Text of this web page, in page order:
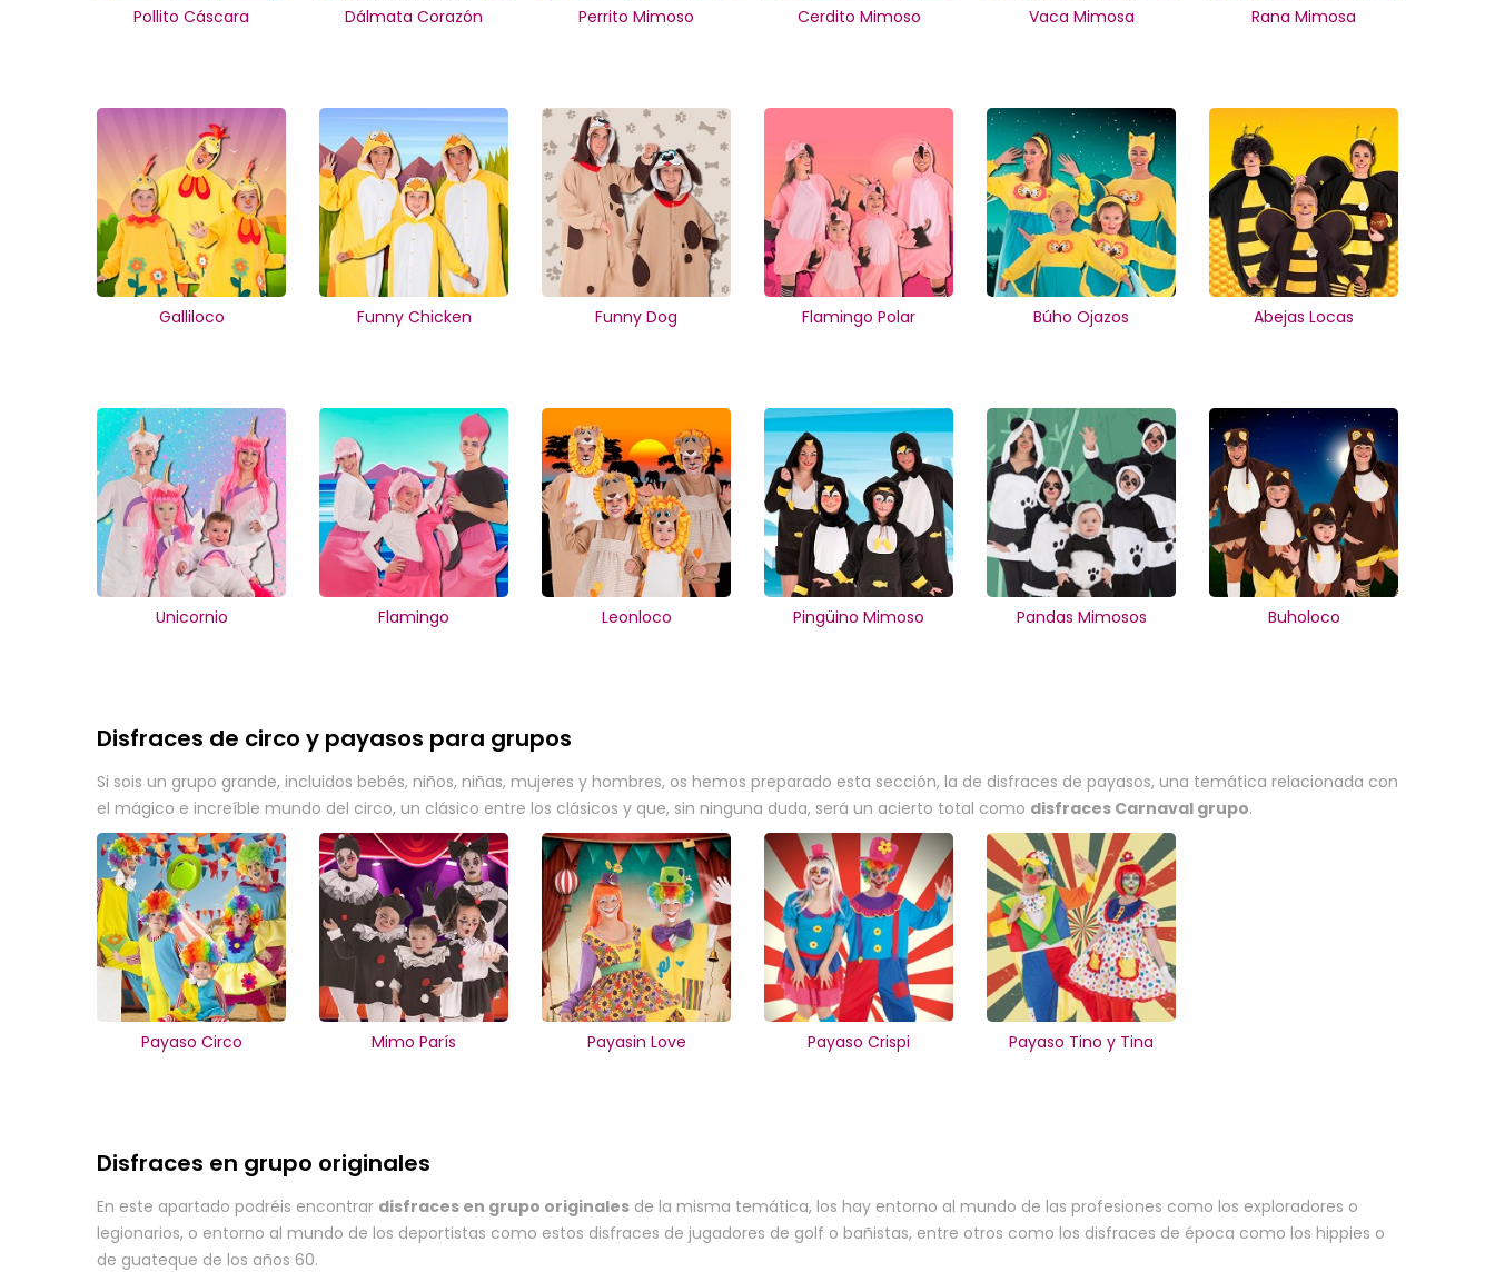
Pollito Cáscara Dálmata Corazón Perrito Mimoso Cerdito Mimoso Vaca Mimosa Rana Mimosa
Galliloco Funny Chicken Funny Dog Flamingo Polar Búho Ojazos Abejas Locas
Unicornio Flamingo Leonloco Pingüino Mimoso Pandas Mimosos Buholoco
Disfraces de circo y payasos para grupos
Si sois un grupo grande, incluidos bebés, niños, niñas, mujeres y hombres, os hemos preparado esta sección, la de disfraces de payasos, una temática relacionada con
el mágico e increíble mundo del circo, un clásico entre los clásicos y que, sin ninguna duda, será un acierto total como disfraces Carnaval grupo.
Payaso Circo Mimo París Payasin Love Payaso Crispi Payaso Tino y Tina
Disfraces en grupo originales
En este apartado podréis encontrar disfraces en grupo originales de la misma temática, los hay entorno al mundo de las profesiones como los exploradores o
legionarios, o entorno al mundo de los deportistas como estos disfraces de jugadores de golf o bañistas, entre otros como los disfraces de época como los hippies o
de guateque de los años 60.